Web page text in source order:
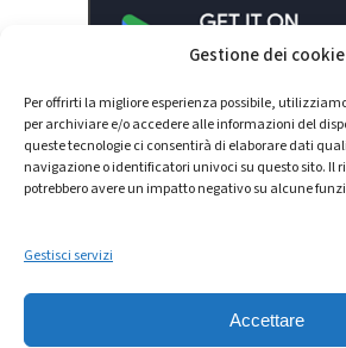
Gestione dei cookie
Per offrirti la migliore esperienza possibile,
per archiviare e/o accedere alle informazioni del
queste tecnologie ci consentirà di elaborare dati
navigazione o identificatori univoci su questo sito. Il
potrebbero avere un impatto negativo su alcune
Gestisci servizi
Accettare
LinkedIn